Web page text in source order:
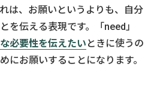
は、お願いというよりも、自分
を伝える表現です。「need」
必要性を伝えたい ときに使うの
にお願いすることになります。